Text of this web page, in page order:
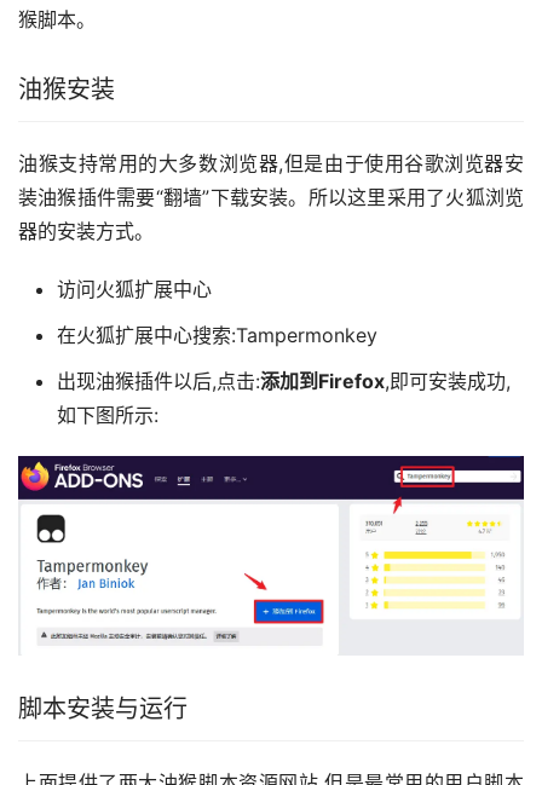
猴脚本。
油猴安装
油猴支持常用的大多数浏览器,但是由于使用谷歌浏览器安
装油猴插件需要“翻墙”下载安装。所以这里采用了火狐浏览
器的安装方式。
访问火狐扩展中心
在火狐扩展中心搜索:Tampermonkey
出现油猴插件以后,点击:添加到Firefox,即可安装成功,
如下图所示:
脚本安装与运行